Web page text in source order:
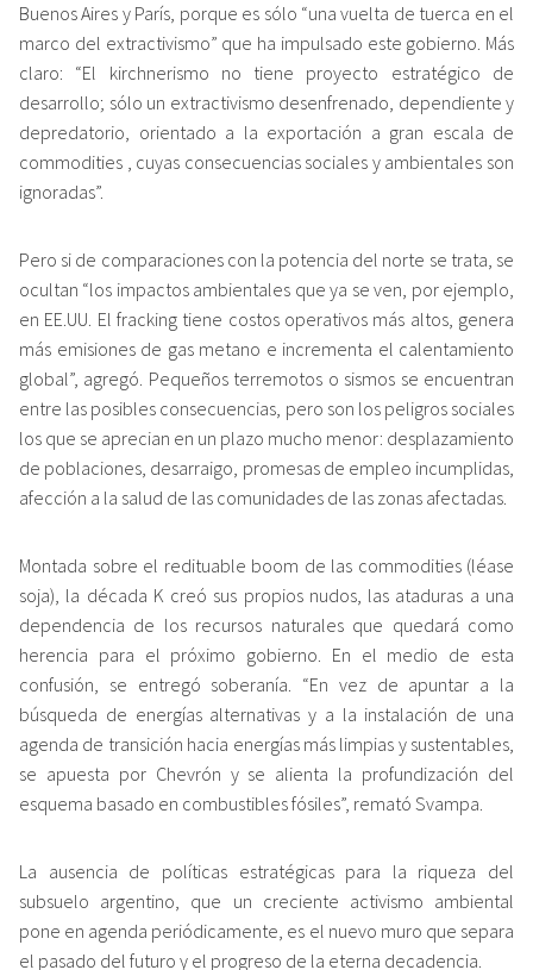
Buenos Aires y París, porque es sólo “una vuelta de tuerca en el
marco del extractivismo” que ha impulsado este gobierno. Más
claro: “El kirchnerismo no tiene proyecto estratégico de
desarrollo; sólo un extractivismo desenfrenado, dependiente y
depredatorio, orientado a la exportación a gran escala de
commodities , cuyas consecuencias sociales y ambientales son
ignoradas”.
Pero si de comparaciones con la potencia del norte se trata, se
ocultan “los impactos ambientales que ya se ven, por ejemplo,
en EE.UU. El fracking tiene costos operativos más altos, genera
más emisiones de gas metano e incrementa el calentamiento
global”, agregó. Pequeños terremotos o sismos se encuentran
entre las posibles consecuencias, pero son los peligros sociales
los que se aprecian en un plazo mucho menor: desplazamiento
de poblaciones, desarraigo, promesas de empleo incumplidas,
afección a la salud de las comunidades de las zonas afectadas.
Montada sobre el redituable boom de las commodities (léase
soja), la década K creó sus propios nudos, las ataduras a una
dependencia de los recursos naturales que quedará como
herencia para el próximo gobierno. En el medio de esta
confusión, se entregó soberanía. “En vez de apuntar a la
búsqueda de energías alternativas y a la instalación de una
agenda de transición hacia energías más limpias y sustentables,
se apuesta por Chevrón y se alienta la profundización del
esquema basado en combustibles fósiles”, remató Svampa.
La ausencia de políticas estratégicas para la riqueza del
subsuelo argentino, que un creciente activismo ambiental
pone en agenda periódicamente, es el nuevo muro que separa
el pasado del futuro y el progreso de la eterna decadencia.